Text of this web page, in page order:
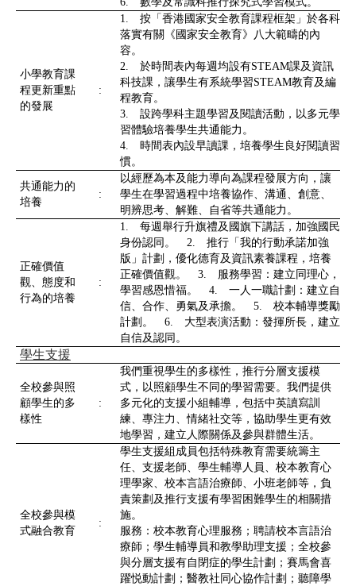
小學教育課
程更新重點
的發展
:
1. 按「香港國家安全教育課程框架」於各科
落實有關《國家安全教育》八大範疇的內
容。
2. 於時間表內每週均設有STEAM課及資訊
科技課，讓學生有系統學習STEAM教育及編
程教育。
3. 設跨學科主題學習及閱讀活動，以多元學
習體驗培養學生共通能力。
4. 時間表內設早讀課，培養學生良好閱讀習
慣。
共通能力的
培養
:
以經歷為本及能力導向為課程發展方向，讓
學生在學習過程中培養協作、溝通、創意、
明辨思考、解難、自省等共通能力。
正確價值
觀、態度和
行為的培養
:
1. 每週舉行升旗禮及國旗下講話，加強國民
身份認同。 2. 推行「我的行動承諾加強
版」計劃，優化德育及資訊素養課程，培養
正確價值觀。 3. 服務學習：建立同理心，
學習感恩惜福。 4. 一人一職計劃：建立自
信、合作、勇氣及承擔。 5. 校本輔導獎勵
計劃。 6. 大型表演活動：發揮所長，建立
自信及認同。
學生支援
全校參與照
顧學生的多
樣性
:
我們重視學生的多樣性，推行分層支援模
式，以照顧學生不同的學習需要。我們提供
多元化的支援小組輔導，包括中英讀寫訓
練、專注力、情緒社交等，協助學生更有效
地學習，建立人際關係及參與群體生活。
全校參與模
式融合教育
:
學生支援組成員包括特殊教育需要統籌主
任、支援老師、學生輔導人員、校本教育心
理學家、校本言語治療師、小班老師等，負
責策劃及推行支援有學習困難學生的相關措
施。
服務：校本教育心理服務；聘請校本言語治
療師；學生輔導員和教學助理支援；全校參
與分層支援有自閉症的學生計劃；賽馬會喜
躍悦動計劃；醫教社同心協作計劃；聽障學